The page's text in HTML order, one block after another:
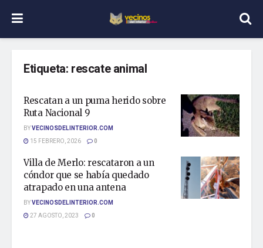
Etiqueta: rescate animal
Rescatan a un puma herido sobre
Ruta Nacional 9
BYVECINOSDELINTERIOR.COM
15 FEBRERO, 2026
0
Villa de Merlo: rescataron a un
cóndor que se había quedado
atrapado en una antena
BYVECINOSDELINTERIOR.COM
27 AGOSTO, 2023
0